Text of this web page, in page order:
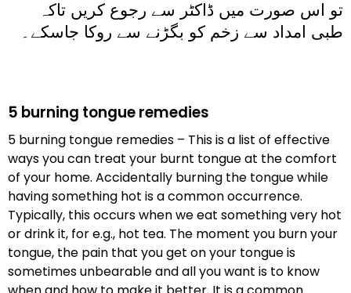
تو اس صورت میں ڈاکٹر سے رجوع کریں تاکہ
طبی امداد سے زخم کو بگڑنے سے روکا جاسکے۔
5 burning tongue remedies
5 burning tongue remedies – This is a list of effective
ways you can treat your burnt tongue at the comfort
of your home. Accidentally burning the tongue while
having something hot is a common occurrence.
Typically, this occurs when we eat something very hot
or drink it, for e.g., hot tea. The moment you burn your
tongue, the pain that you get on your tongue is
sometimes unbearable and all you want is to know